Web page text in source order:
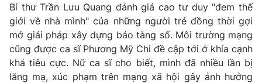
Bí thư Trần Lưu Quang đánh giá cao tư duy "đem thế
giới về nhà mình" của những người trẻ đồng thời gợi
mở giải pháp xây dựng bảo tàng số. Môi trường mạng
cũng được ca sĩ Phương Mỹ Chi đề cập tới ở khía cạnh
khá tiêu cực. Nữ ca sĩ cho biết, mình đã nhiều lần bị
lăng mạ, xúc phạm trên mạng xã hội gây ảnh hưởng